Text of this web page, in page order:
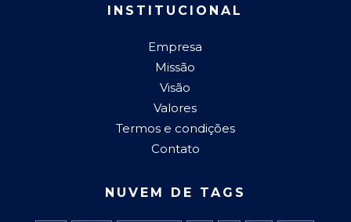
INSTITUCIONAL
Empresa
Missão
Visão
Valores
Termos e condições
Contato
NUVEM DE TAGS